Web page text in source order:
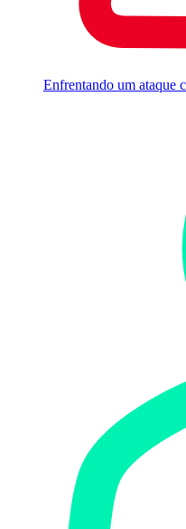
Enfrentando um ataque